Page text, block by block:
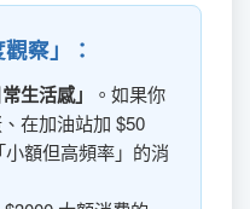
察」：
生活感」
。如果你
在加油站加 $50
額但高頻率」的消